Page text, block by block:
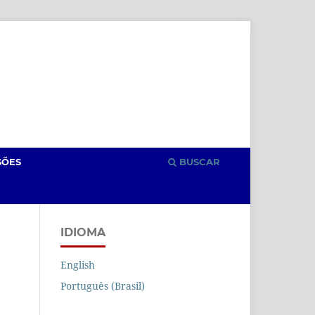
BUSCAR
IDIOMA
English
Português (Brasil)